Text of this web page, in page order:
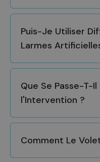
Puis-Je Utiliser
Larmes
Que Se Passe-T-
l'Intervention ?
Comment Le